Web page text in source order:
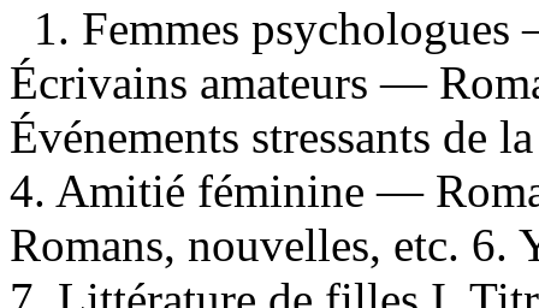
1. Femmes
Écrivains amateurs —
Événements stressants de
4. Amitié féminine —
Romans, nouvelles, etc.